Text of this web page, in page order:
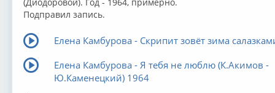
Подправил запись.
Елена Камбурова - Скрипит зовёт зима
Елена Камбурова - Я тебя не люблю (К.Акимов -
Ю.Каменецкий) 1964